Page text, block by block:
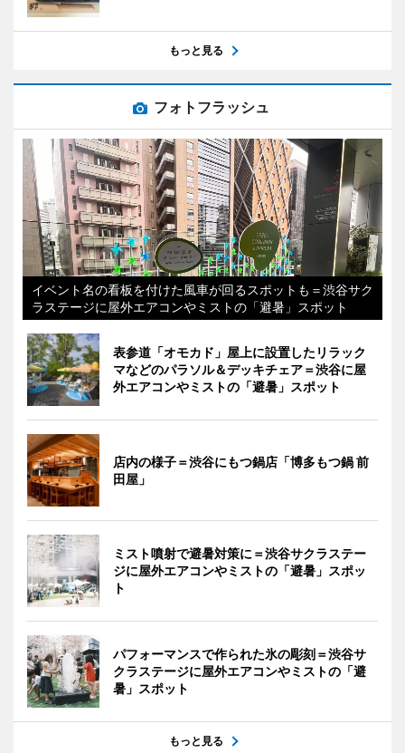
もっと見る
フォトフラッシュ
イベント名の看板を付けた風車が回るスポットも＝渋谷サク
ラステージに屋外エアコンやミストの「避暑」スポット
表参道「オモカド」屋上に設置したリラック
マなどのパラソル＆デッキチェア＝渋谷に屋
外エアコンやミストの「避暑」スポット
店内の様子＝渋谷にもつ鍋店「博多もつ鍋 前
田屋」
ミスト噴射で避暑対策に＝渋谷サクラステー
ジに屋外エアコンやミストの「避暑」スポッ
ト
パフォーマンスで作られた氷の彫刻＝渋谷サ
クラステージに屋外エアコンやミストの「避
暑」スポット
もっと見る